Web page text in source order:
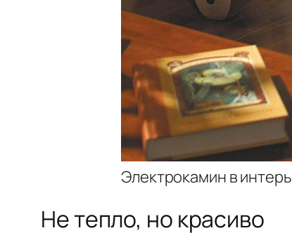
Электрокамин в
Не тепло, но красиво